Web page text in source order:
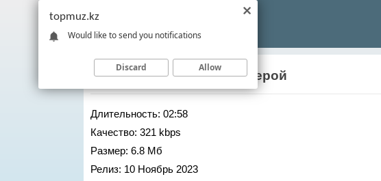
Argonya,Qanay– Super Герой
Длительность: 02:58
Качество: 321 kbps
Размер: 6.8 Мб
Релиз: 10 Ноябрь 2023
topmuz.kz
Would like to send you notifications
Discard Allow